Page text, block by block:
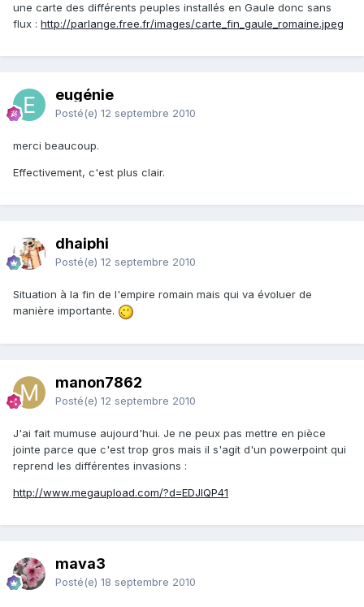
une carte des différents peuples installés en Gaule donc sans
flux : http://parlange.free.fr/images/carte_fin_gaule_romaine.jpeg
eugénie
Posté(e) 12 septembre 2010
merci beaucoup.
Effectivement, c'est plus clair.
dhaiphi
Posté(e) 12 septembre 2010
Situation à la fin de l'empire romain mais qui va évoluer de
manière importante.
manon7862
Posté(e) 12 septembre 2010
J'ai fait mumuse aujourd'hui. Je ne peux pas mettre en pièce
jointe parce que c'est trop gros mais il s'agit d'un powerpoint qui
reprend les différentes invasions :
http://www.megaupload.com/?d=EDJIQP41
mava3
Posté(e) 18 septembre 2010